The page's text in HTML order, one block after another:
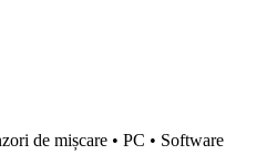
de mișcare • PC • Software